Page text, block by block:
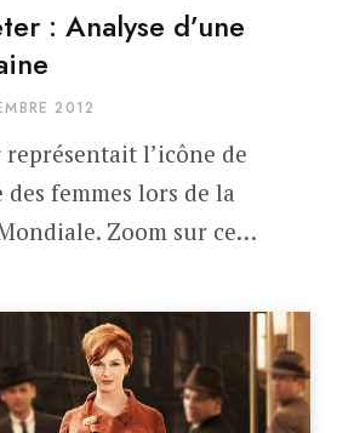
: Analyse d’une
2012
l’icône de
femmes lors de la
Zoom sur ce…